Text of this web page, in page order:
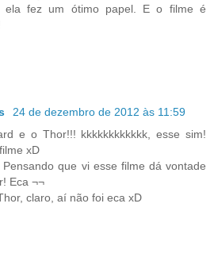
ela fez um ótimo papel. E o filme é
24 de dezembro de 2012 às 11:59
e o Thor!!! kkkkkkkkkkkk, esse sim!
xD
que vi esse filme dá vontade
Eca ¬¬
claro, aí não foi eca xD